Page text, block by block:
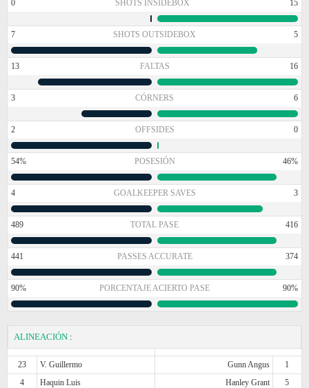
0 SHOTS INSIDEBOX 15
7 SHOTS OUTSIDEBOX 5
13 FALTAS 16
3 CÓRNERS 6
2 OFFSIDES 0
54% POSESIÓN 46%
4 GOALKEEPER SAVES 3
489 TOTAL PASE 416
441 PASSES ACCURATE 374
90% PORCENTAJE ACIERTO PASE 90%
ALINEACIÓN :
23 V. Guillermo Gunn Angus
1
4
Haquin Luis Hanley Grant
5